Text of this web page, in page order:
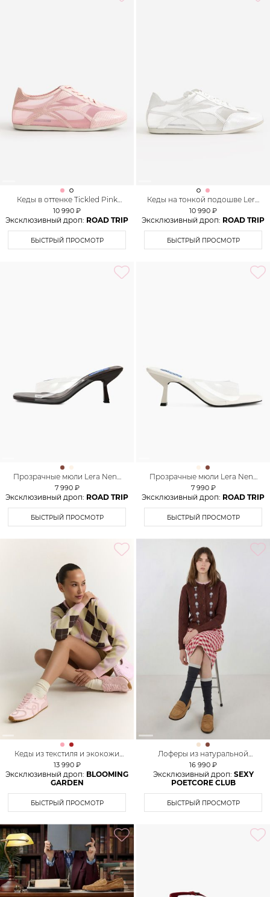
Кеды в оттенке Tickled Pink
Lera Nena Unreal
10 990 ₽
Эксклюзивный дроп: ROAD TRIP
БЫСТРЫЙ ПРОСМОТР
Кеды на тонкой подошве Lera
Nena Unreal
10 990 ₽
Эксклюзивный дроп: ROAD TRIP
БЫСТРЫЙ ПРОСМОТР
Прозрачные мюли Lera Nena
Unreal
7 990 ₽
Эксклюзивный дроп: ROAD TRIP
БЫСТРЫЙ ПРОСМОТР
Прозрачные мюли Lera Nena
Unreal
7 990 ₽
Эксклюзивный дроп: ROAD TRIP
БЫСТРЫЙ ПРОСМОТР
Кеды из текстиля и экокожи
Lera Nena Unreal
13 990 ₽
Эксклюзивный дроп: BLOOMING
GARDEN
БЫСТРЫЙ ПРОСМОТР
Лоферы из натуральной
замши Lera Nena
16 990 ₽
Эксклюзивный дроп: SEXY
POETCORE CLUB
БЫСТРЫЙ ПРОСМОТР